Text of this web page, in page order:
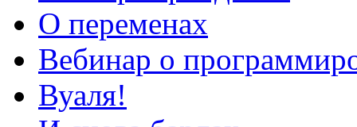
О переменах
Вебинар о
Вуаля!